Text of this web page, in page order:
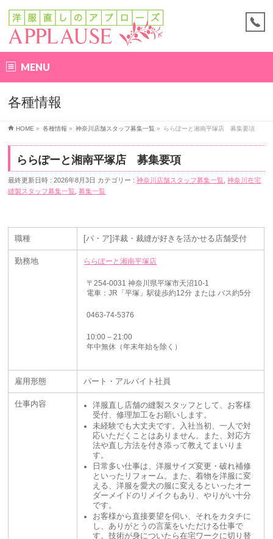
MENU
各種情報
HOME » 各種情報 » 神奈川店舗スタッフ募集一覧 » ららぽーと湘南平塚店 募集要項
ららぽーと湘南平塚店 募集要項
最終更新日時 : 2026年8月3日 カテゴリー :神奈川店舗スタッフ募集一覧 ,神奈川在宅
縫製スタッフ募集一覧 ,募集一覧
職種 [パ・ア]洋裁・裁縫が好きを活かせる店舗受付
勤務地 ららぽーと湘南平塚店
〒254-0031 神奈川県平塚市天沼10-1
電車：JR「平塚」駅徒歩約12分 または バス約5分
0463-74-5376
10:00 – 21:00
年中無休（年末年始を除く）
雇用形態 パート・アルバイト社員
仕事内容
洋服直し店舗の縫製スタッフとして、お客様
受付、修理加工をお願いします。
未経験でも大丈夫です。入社当初、一人で対
応いただくことはありません。また、対応方
法や直し方法を付き添って教えてまいりま
す。
日常多い仕事は、洋服サイズ変更・破れ補修
といったリフォーム。また、着物を洋服に変
える、洋服を愛犬の服に変えるといったオー
ダーメイドのリメイクもあり、やりがい十分
です。
お客様から直接要望を伺い、それをカタチに
し、ありがとうの言葉をいただける仕事で
す。技術が身についたら在宅ワークに切り替